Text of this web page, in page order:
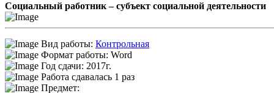
Социальный работник – субъект социальной деятельности
Вид работы: Контрольная
Формат работы: Word
Год сдачи: 2017г.
Работа сдавалась 1 раз
Предмет: